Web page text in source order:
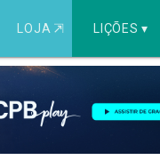
LOJA ⇱ LIÇÕES ▾